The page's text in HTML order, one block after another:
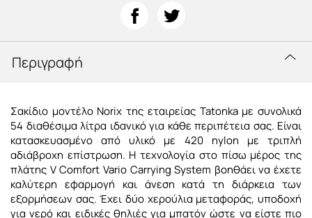
Περιγραφή
Σακίδιο μοντέλο Norix της εταιρείας Tatonka με συνολικά
54 διαθέσιμα λίτρα ιδανικό για κάθε περιπέτεια σας. Είναι
κατασκευασμένο από υλικό με 420 nylon με τριπλή
αδιάβροχη επίστρωση. Η τεχνολογία στο πίσω μέρος της
πλάτης V Comfort Vario Carrying System βοηθάει να έχετε
καλύτερη εφαρμογή και άνεση κατά τη διάρκεια των
εξορμήσεων σας. Έχει δύο χερούλια μεταφοράς, υποδοχή
για νερό και ειδικές θηλιές για μπατόν ώστε να είστε πιο